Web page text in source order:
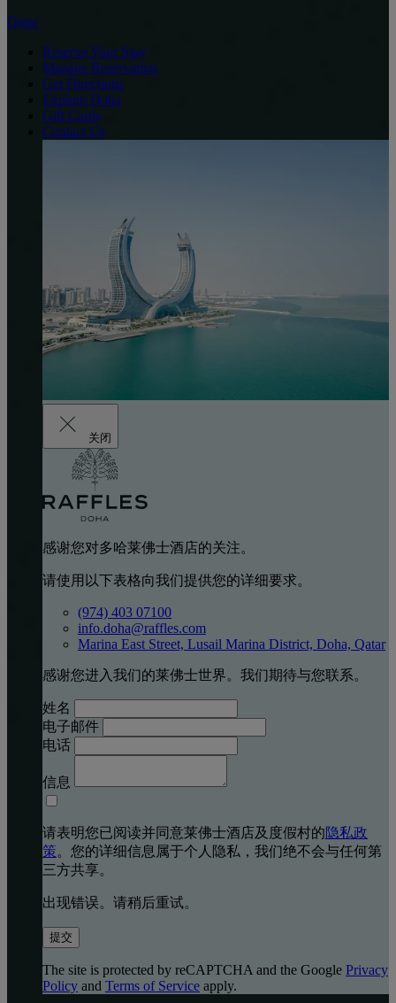
Qatar
Reserve Your Stay
Manage Reservation
Get Directions
Explore Doha
Gift Cards
Contact Us
关闭
感谢您对多哈莱佛士酒店的关注。
请使用以下表格向我们提供您的详细要求。
(974) 403 07100
info.doha@raffles.com
Marina East Street, Lusail Marina District, Doha, Qatar
感谢您进入我们的莱佛士世界。我们期待与您联系。
姓名
电子邮件
电话
信息
请表明您已阅读并同意莱佛士酒店及度假村的隐私政
策。您的详细信息属于个人隐私，我们绝不会与任何第
三方共享。
出现错误。请稍后重试。
提交
The site is protected by reCAPTCHA and the Google Privacy
Policy and Terms of Service apply.